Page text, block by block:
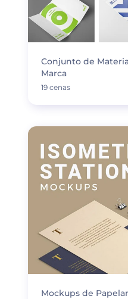
Conjunto de
Marca
19 cenas
Mockups de